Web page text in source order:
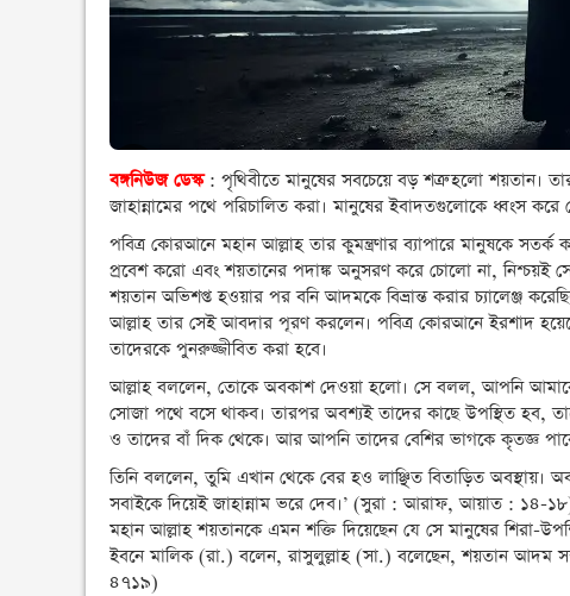
বঙ্গনিউজ ডেস্ক: পৃথিবীতে মানুষের সবচেয়ে বড় শত্রু হলো শয়তান।
জাহান্নামের পথে পরিচালিত করা। মানুষের ইবাদতগুলোকে ধ্বংস করে
পবিত্র কোরআনে মহান আল্লাহ তার কুমন্ত্রণার ব্যাপারে মানুষকে
প্রবেশ করো এবং শয়তানের পদাঙ্ক অনুসরণ করে চোলো না, নিশ্চয়ই
শয়তান অভিশপ্ত হওয়ার পর বনি আদমকে বিভ্রান্ত করার চ্যালেঞ্জ
আল্লাহ তার সেই আবদার পূরণ করলেন। পবিত্র কোরআনে ইরশাদ
তাদেরকে পুনরুজ্জীবিত করা হবে।
আল্লাহ বললেন, তোকে অবকাশ দেওয়া হলো। সে বলল, আপনি
সোজা পথে বসে থাকব। তারপর অবশ্যই তাদের কাছে উপস্থিত হব,
ও তাদের বাঁ দিক থেকে। আর আপনি তাদের বেশির ভাগকে কৃতজ্ঞ
তিনি বললেন, তুমি এখান থেকে বের হও লাঞ্ছিত বিতাড়িত
সবাইকে দিয়েই জাহান্নাম ভরে দেব।’ (সুরা : আরাফ, আয়াত : ১৪-
মহান আল্লাহ শয়তানকে এমন শক্তি দিয়েছেন যে সে মানুষের শিরা-
ইবনে মালিক (রা.) বলেন, রাসুলুল্লাহ (সা.) বলেছেন, শয়তান আদম
৪৭১৯)